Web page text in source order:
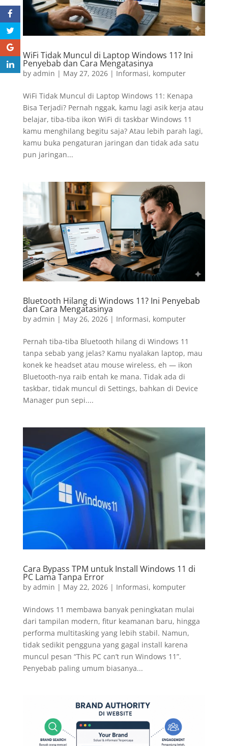
WiFi Tidak Muncul di Laptop Windows 11? Ini
Penyebab dan Cara Mengatasinya
by admin | May 27, 2026| Informasi, komputer
WiFi Tidak Muncul di Laptop Windows 11: Kenapa
Bisa Terjadi? Pernah nggak, kamu lagi asik kerja atau
belajar, tiba-tiba ikon WiFi di taskbar Windows 11
kamu menghilang begitu saja? Atau lebih parah lagi,
kamu buka pengaturan jaringan dan tidak ada satu
pun jaringan...
Bluetooth Hilang di Windows 11? Ini Penyebab
dan Cara Mengatasinya
by admin | May 26, 2026| Informasi, komputer
Pernah tiba-tiba Bluetooth hilang di Windows 11
tanpa sebab yang jelas? Kamu nyalakan laptop, mau
konek ke headset atau mouse wireless, eh — ikon
Bluetooth-nya raib entah ke mana. Tidak ada di
taskbar, tidak muncul di Settings, bahkan di Device
Manager pun sepi....
Cara Bypass TPM untuk Install Windows 11 di
PC Lama Tanpa Error
by admin | May 22, 2026| Informasi, komputer
Windows 11 membawa banyak peningkatan mulai
dari tampilan modern, fitur keamanan baru, hingga
performa multitasking yang lebih stabil. Namun,
tidak sedikit pengguna yang gagal install karena
muncul pesan “This PC can’t run Windows 11”.
Penyebab paling umum biasanya...